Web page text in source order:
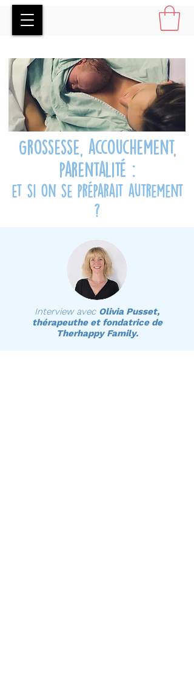
Grossesse, accouchement,
parentalité :
et si on se préparait autrement
?
Interview avec Olivia Pusset,
thérapeuthe et fondatrice de
Therhappy Family.